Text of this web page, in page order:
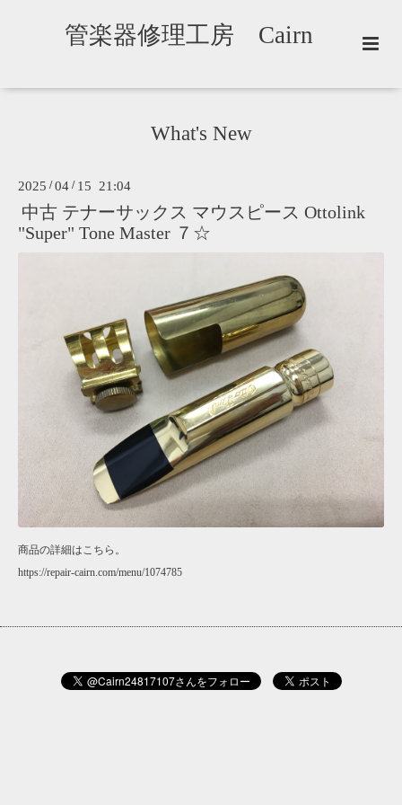
管楽器修理工房 Cairn
What's New
2025 /04 / 15 21:04
中古 テナーサックス マウスピース Ottolink
"Super" Tone Master ７☆
商品の詳細はこちら。
https://repair-cairn.com/menu/1074785